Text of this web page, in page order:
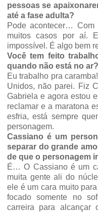
pessoas se
até a fase adulta?
Pode acontecer… Com
muitos casos por aí.
impossível. É algo bem
Você tem feito
quando não está no ar?
Eu trabalho pra
Unidos, não parei. Fiz
Gabriela e agora estou
reclamar e a maratona
esfria, está sempre
personagem.
Cassiano é um
separar do grande
de que o personagem
É… O Cassiano é um
muita gente ali do
ele é um cara muito
focado somente no
carreira para